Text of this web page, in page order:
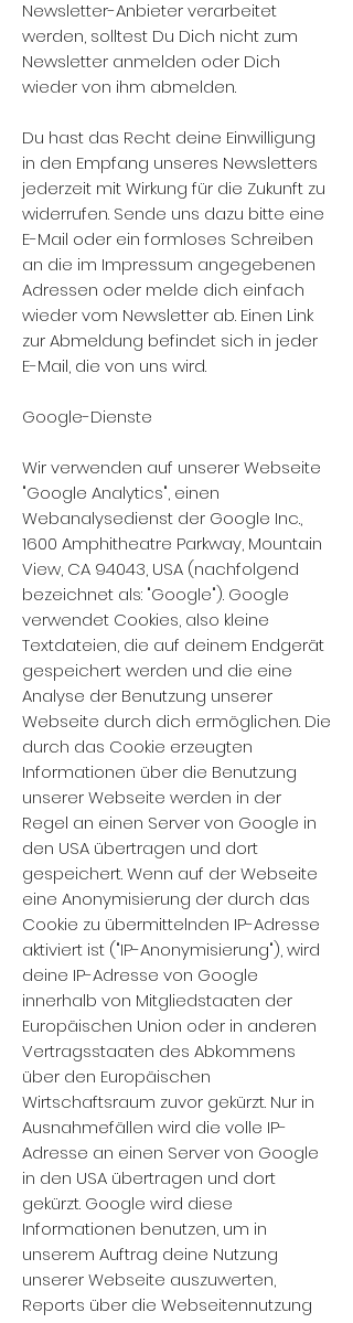
Newsletter-Anbieter verarbeitet
werden, solltest Du Dich nicht zum
Newsletter anmelden oder Dich
wieder von ihm abmelden.
Du hast das Recht deine Einwilligung
in den Empfang unseres Newsletters
jederzeit mit Wirkung für die Zukunft zu
widerrufen. Sende uns dazu bitte eine
E-Mail oder ein formloses Schreiben
an die im Impressum angegebenen
Adressen oder melde dich einfach
wieder vom Newsletter ab. Einen Link
zur Abmeldung befindet sich in jeder
E-Mail, die von uns wird.
Google-Dienste
Wir verwenden auf unserer Webseite
"Google Analytics", einen
Webanalysedienst der Google Inc.,
1600 Amphitheatre Parkway, Mountain
View, CA 94043, USA (nachfolgend
bezeichnet als: "Google"). Google
verwendet Cookies, also kleine
Textdateien, die auf deinem Endgerät
gespeichert werden und die eine
Analyse der Benutzung unserer
Webseite durch dich ermöglichen. Die
durch das Cookie erzeugten
Informationen über die Benutzung
unserer Webseite werden in der
Regel an einen Server von Google in
den USA übertragen und dort
gespeichert. Wenn auf der Webseite
eine Anonymisierung der durch das
Cookie zu übermittelnden IP-Adresse
aktiviert ist ("IP-Anonymisierung"), wird
deine IP-Adresse von Google
innerhalb von Mitgliedstaaten der
Europäischen Union oder in anderen
Vertragsstaaten des Abkommens
über den Europäischen
Wirtschaftsraum zuvor gekürzt. Nur in
Ausnahmefällen wird die volle IP-
Adresse an einen Server von Google
in den USA übertragen und dort
gekürzt. Google wird diese
Informationen benutzen, um in
unserem Auftrag deine Nutzung
unserer Webseite auszuwerten,
Reports über die Webseitennutzung